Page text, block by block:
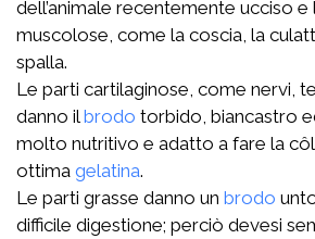
dell’animale recentemente ucciso e
muscolose, come la coscia, la
spalla.
Le parti cartilaginose, come nervi,
danno ilbrodo torbido, biancastro
molto nutritivo e adatto a fare la
ottima gelatina.
Le parti grasse danno un brodo
difficile digestione; perciò devesi